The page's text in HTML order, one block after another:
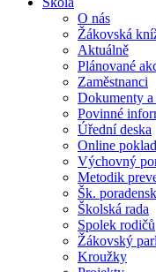
O nás
Žákovská
Aktuálně
Plánované
Zaměstnanci
Dokumenty
Povinné
Úřední deska
Online
Výchovný
Metodik
Šk.
Školská rada
Spolek rodičů
Žákovský
Kroužky